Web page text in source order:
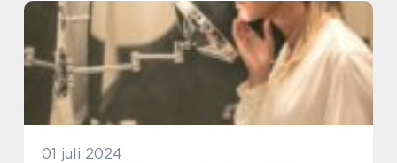
funnet veien til frisø...
01 juli 2024